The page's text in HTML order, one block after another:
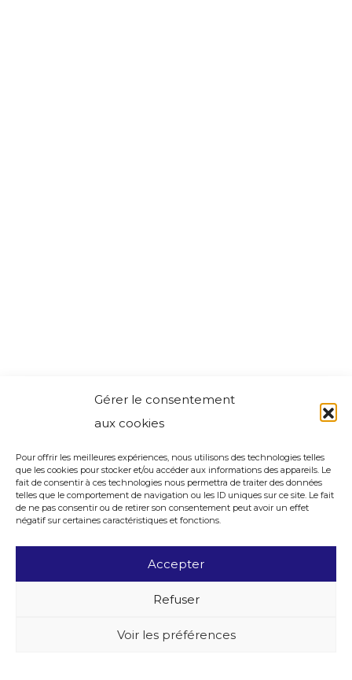
Gérer le consentement
aux cookies
Pour offrir les meilleures expériences, nous utilisons des technologies telles
que les cookies pour stocker et/ou accéder aux informations des appareils. Le
fait de consentir à ces technologies nous permettra de traiter des données
telles que le comportement de navigation ou les ID uniques sur ce site. Le fait
de ne pas consentir ou de retirer son consentement peut avoir un effet
négatif sur certaines caractéristiques et fonctions.
Accepter
Refuser
Voir les préférences